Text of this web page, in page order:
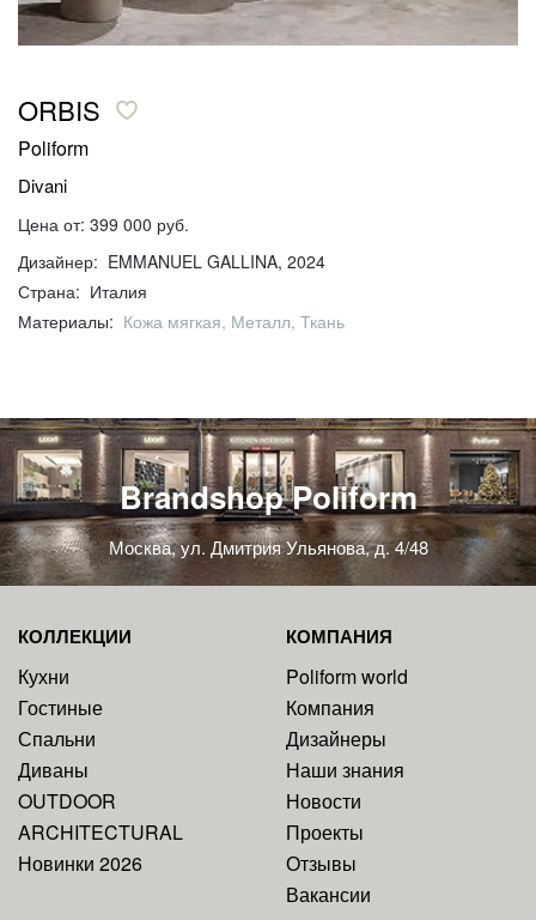
ORBIS
Poliform
Divani
Цена от: 399 000 руб.
Дизайнер: EMMANUEL GALLINA, 2024
Страна: Италия
Материалы: Кожа мягкая, Металл, Ткань
Brandshop Poliform
Москва, ул. Дмитрия Ульянова, д. 4/48
КОЛЛЕКЦИИ
Кухни
Гостиные
Спальни
Диваны
OUTDOOR
ARCHITECTURAL
Новинки 2026
КОМПАНИЯ
Poliform world
Компания
Дизайнеры
Наши знания
Новости
Проекты
Отзывы
Вакансии